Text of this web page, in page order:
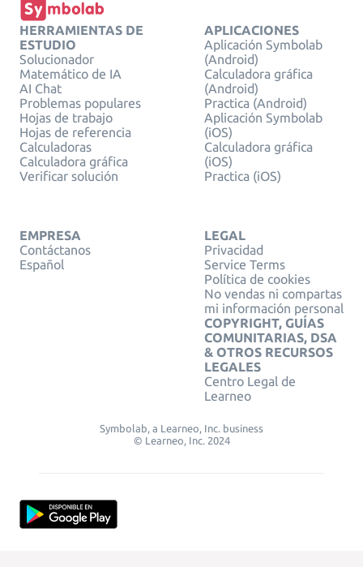
HERRAMIENTAS DE
ESTUDIO
Solucionador
Matemático de IA
AI Chat
Problemas populares
Hojas de trabajo
Hojas de referencia
Calculadoras
Calculadora gráfica
Verificar solución
APLICACIONES
Aplicación Symbolab
(Android)
Calculadora gráfica
(Android)
Practica (Android)
Aplicación Symbolab
(iOS)
Calculadora gráfica
(iOS)
Practica (iOS)
EMPRESA
Contáctanos
Español
LEGAL
Privacidad
Service Terms
Política de cookies
No vendas ni compartas
mi información personal
COPYRIGHT, GUÍAS
COMUNITARIAS, DSA
& OTROS RECURSOS
LEGALES
Centro Legal de
Learneo
Symbolab, a Learneo, Inc. business
© Learneo, Inc. 2024